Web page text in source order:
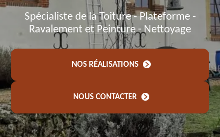
Spécialiste de la Toiture - Plateforme -
Ravalement et Peinture - Nettoyage
NOS RÉALISATIONS
NOUS CONTACTER